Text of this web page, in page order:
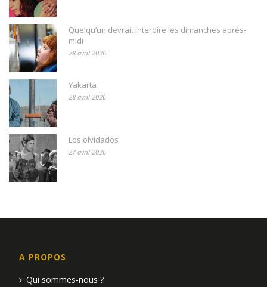
Quelqu’un devrait interdire les dimanches après-
midi
28 avril 2026
Yakarta
28 avril 2026
Los olvidados
27 avril 2026
A PROPOS
Qui sommes-nous ?